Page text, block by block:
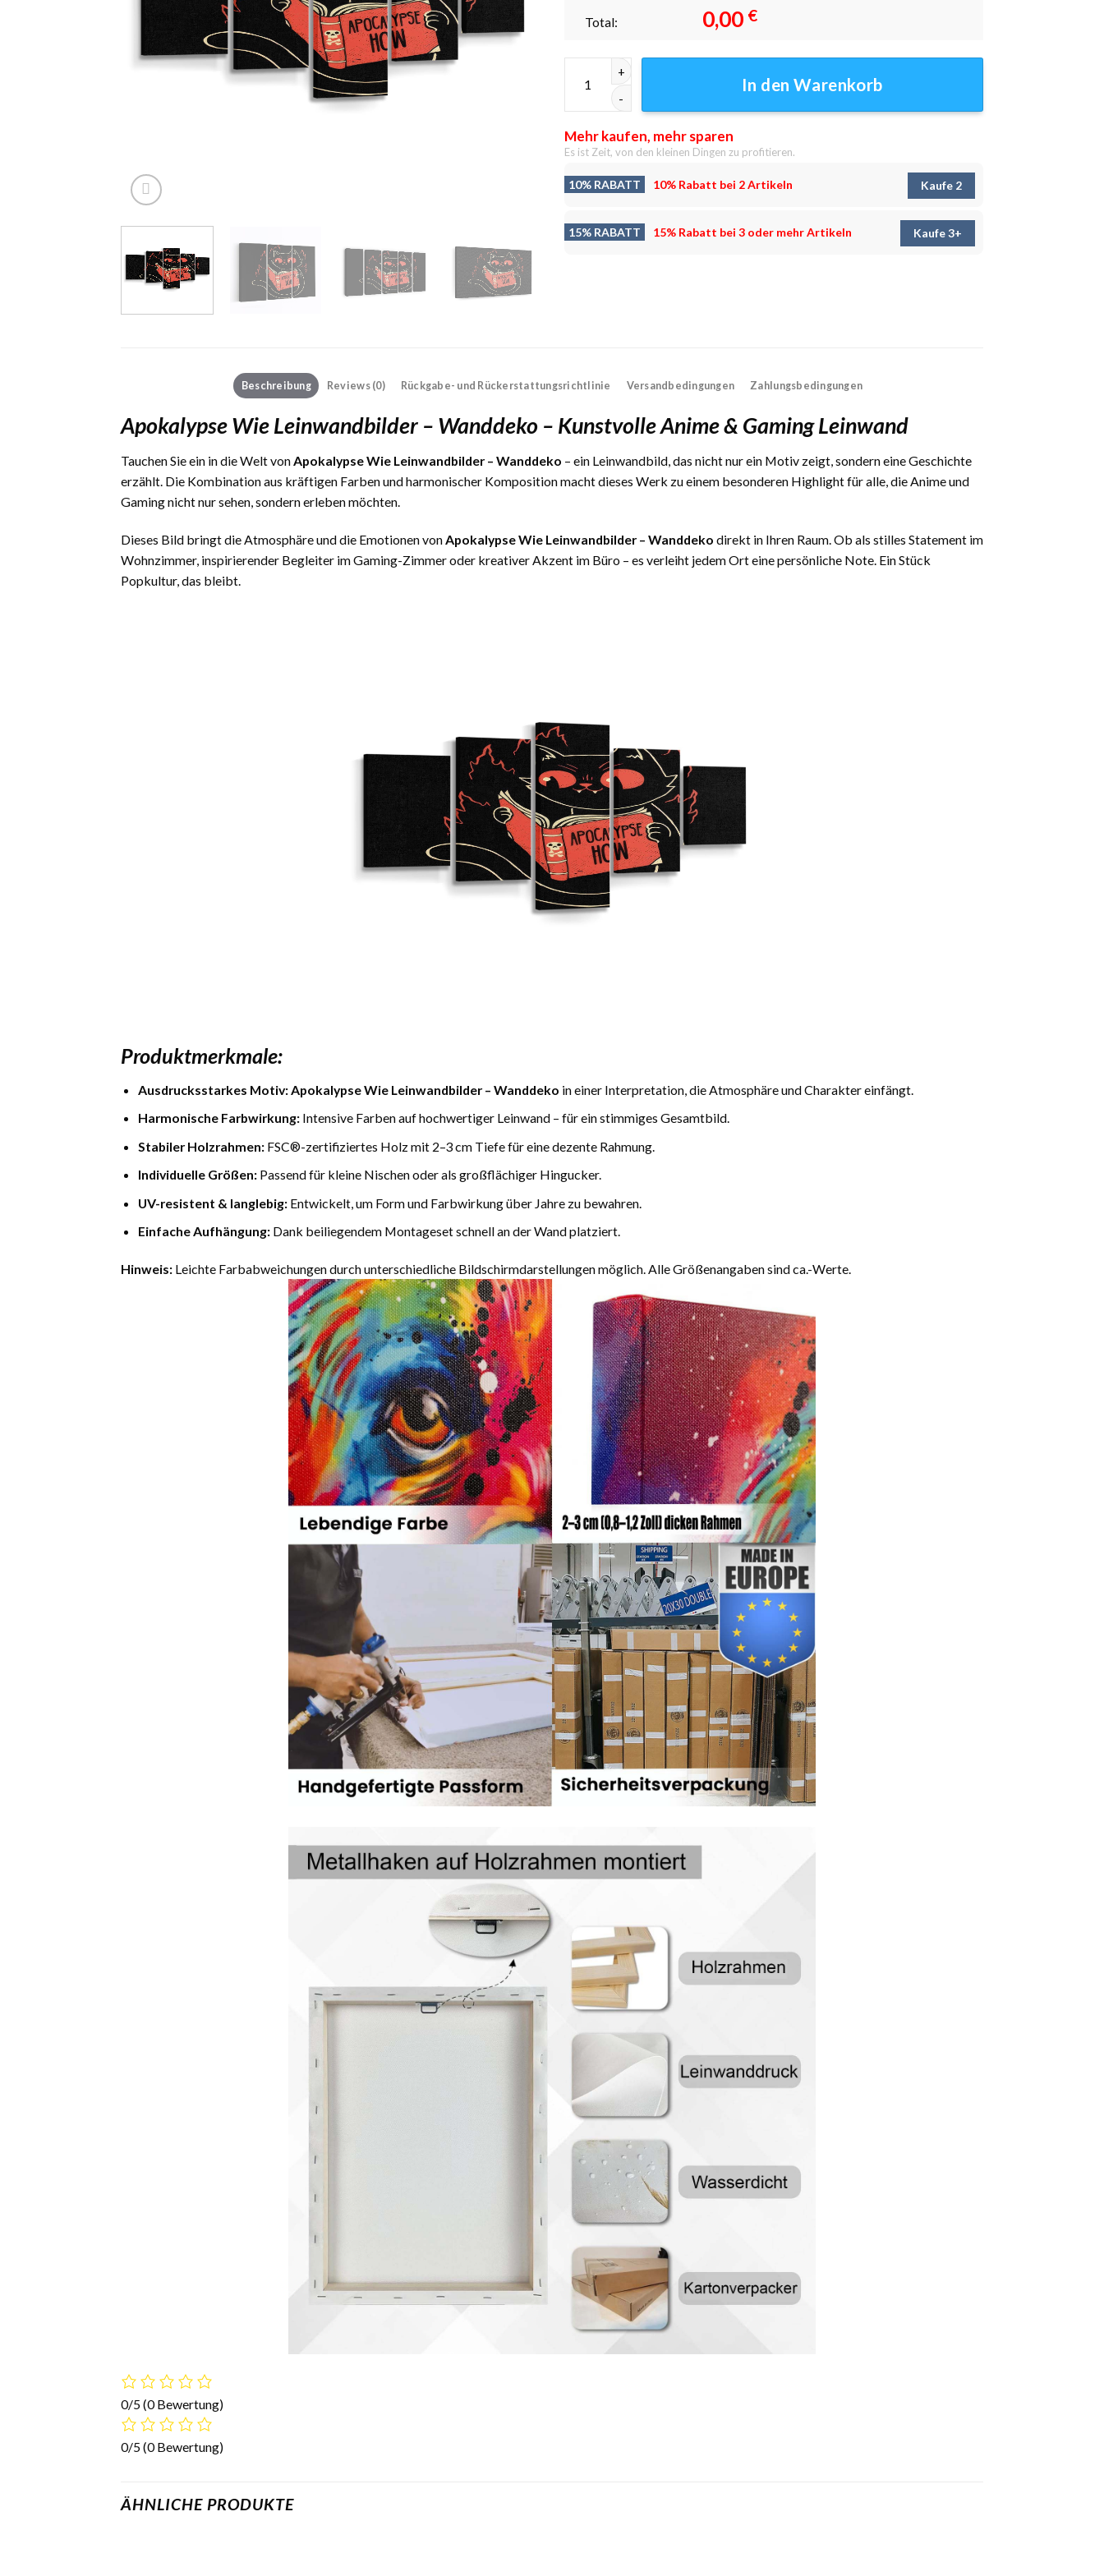
Total: 0,00 €
Apokalypse Wie Leinwandbilder - Wanddeko Menge
In den Warenkorb
Mehr kaufen, mehr sparen
Es ist Zeit, von den kleinen Dingen zu profitieren.
10% RABATT 10% Rabatt bei 2 Artikeln Kaufe 2
15% RABATT 15% Rabatt bei 3 oder mehr Artikeln Kaufe 3+
Beschreibung Reviews (0) Rückgabe- und Rückerstattungsrichtlinie Versandbedingungen Zahlungsbedingungen
Apokalypse Wie Leinwandbilder – Wanddeko – Kunstvolle Anime & Gaming Leinwand
Tauchen Sie ein in die Welt vonApokalypse Wie Leinwandbilder – Wanddeko – ein Leinwandbild, das nicht nur ein Motiv zeigt, sondern eine Geschichte
erzählt. Die Kombination aus kräftigen Farben und harmonischer Komposition macht dieses Werk zu einem besonderen Highlight für alle, die Anime und
Gaming nicht nur sehen, sondern erleben möchten.
Dieses Bild bringt die Atmosphäre und die Emotionen von Apokalypse Wie Leinwandbilder – Wanddeko direkt in Ihren Raum. Ob als stilles Statement im
Wohnzimmer, inspirierender Begleiter im Gaming-Zimmer oder kreativer Akzent im Büro – es verleiht jedem Ort eine persönliche Note. Ein Stück
Popkultur, das bleibt.
Produktmerkmale:
Ausdrucksstarkes Motiv: Apokalypse Wie Leinwandbilder – Wanddeko in einer Interpretation, die Atmosphäre und Charakter einfängt.
Harmonische Farbwirkung:Intensive Farben auf hochwertiger Leinwand – für ein stimmiges Gesamtbild.
Stabiler Holzrahmen:FSC®-zertifiziertes Holz mit 2–3 cm Tiefe für eine dezente Rahmung.
Individuelle Größen:Passend für kleine Nischen oder als großflächiger Hingucker.
UV-resistent & langlebig:Entwickelt, um Form und Farbwirkung über Jahre zu bewahren.
Einfache Aufhängung:Dank beiliegendem Montageset schnell an der Wand platziert.
Hinweis: Leichte Farbabweichungen durch unterschiedliche Bildschirmdarstellungen möglich. Alle Größenangaben sind ca.-Werte.
0/5(0 Bewertung)
0/5(0 Bewertung)
ÄHNLICHE PRODUKTE